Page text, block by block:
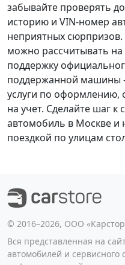
забывайте проверять
историю и VIN-номер
неприятных
можно рассчитывать
поддержку
поддержанной машины
услуги по оформлению,
на учет. Сделайте шаг к
автомобиль в Москве и
поездкой по улицам
©️ 2016–2026, ООО
Вся представленная на
автомобилей и сервисного